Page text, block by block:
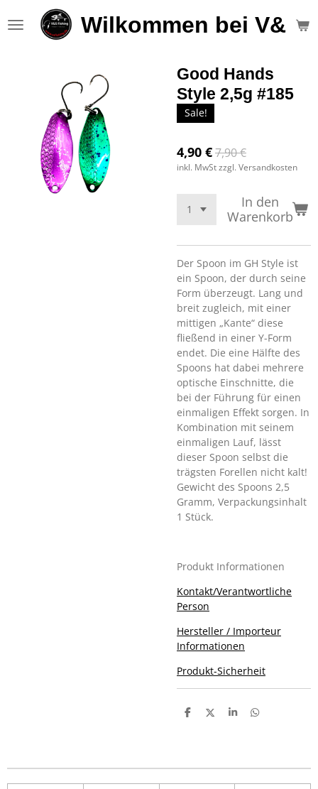
Hauptinhalt
Wilkommen bei V&S
Good Hands
Style 2,5g #185
Sale!
4,90 €7,90 €
inkl. MwSt zzgl. Versandkosten
In den
Warenkorb
Der Spoon im GH Style ist
ein Spoon, der durch seine
Form überzeugt. Lang und
breit zugleich, mit einer
mittigen „Kante“ diese
fließend in einer Y-Form
endet. Die eine Hälfte des
Spoons hat dabei mehrere
optische Einschnitte, die
bei der Führung für einen
einmaligen Effekt sorgen. In
Kombination mit seinem
einmaligen Lauf, lässt
dieser Spoon selbst die
trägsten Forellen nicht kalt!
Gewicht des Spoons 2,5
Gramm, Verpackungsinhalt
1 Stück.
Produkt Informationen
Kontakt/Verantwortliche
Person
Hersteller / Importeur
Informationen
Produkt-Sicherheit
T
n
T
n
T
n
T
n